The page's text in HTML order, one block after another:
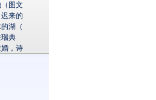
图文
来的
湖（
典
，诗